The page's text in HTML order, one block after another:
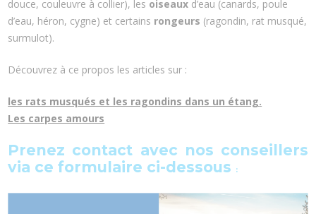
douce, couleuvre à collier), les oiseaux d’eau (canards, poule
d’eau, héron, cygne) et certains rongeurs (ragondin, rat musqué,
surmulot).
Découvrez à ce propos les articles sur :
les rats musqués et les ragondins dans un étang.
Les carpes amours
Prenez contact avec nos conseillers
via ce formulaire ci-dessous :